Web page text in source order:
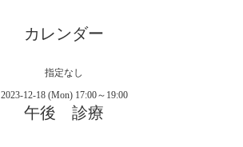
カレンダー
指定なし
2023-12-18 (Mon) 17:00～19:00
午後 診療